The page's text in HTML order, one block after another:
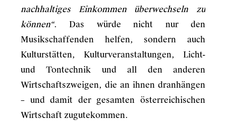
nachhaltiges Einkommen überwechseln zu
können“. Das würde nicht nur den
Musikschaffenden helfen, sondern auch
Kulturstätten, Kulturveranstaltungen, Licht-
und Tontechnik und all den anderen
Wirtschaftszweigen, die an ihnen dranhängen
– und damit der gesamten österreichischen
Wirtschaft zugutekommen.